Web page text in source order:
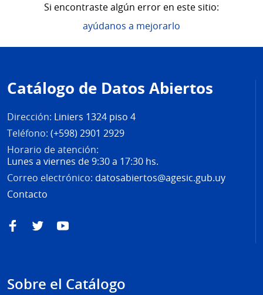
Si encontraste algún error en este sitio:
ayúdanos a mejorarlo
de
página
Catálogo de Datos Abiertos
Dirección: Liniers 1324 piso 4
Teléfono: (+598) 2901 2929
Horario de atención:
Lunes a viernes de 9:30 a 17:30 hs.
Correo electrónico: datosabiertos@agesic.gub.uy
Contacto
FacebookTwitterYouTube
Sobre el Catálogo